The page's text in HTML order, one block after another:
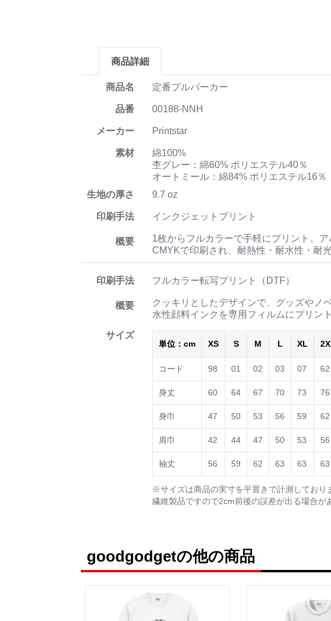
商品詳細
商品名 定番プルパーカー
品番 00188-NNH
メーカー Printstar
素材
綿100%
杢グレー：綿60% ポリエステル40％
オートミール：綿84% ポリエステル16％
生地の厚さ
9.7 oz
印刷手法 インクジェットプリント
概要
1枚からフルカラーで手軽にプリント。
CMYKで印刷され、耐熱性・耐水性・耐
印刷手法 フルカラー転写プリント（DTF）
概要
クッキリとしたデザインで、グッズやノ
水性顔料インクを専用フィルムにプリン
サイズ
単位：cm XS S M L XL
コード 98 01 02 03 07 62
身丈 60 64 67 70 73 76
身巾 47 50 53 56 59 62
肩巾 42 44 47 50 53 56
袖丈 56 59 62 63 63 63
※サイズは商品の実寸を平置きで計測しており
繊維製品ですので2cm前後の誤差が出る場合が
goodgodgetの他の商品